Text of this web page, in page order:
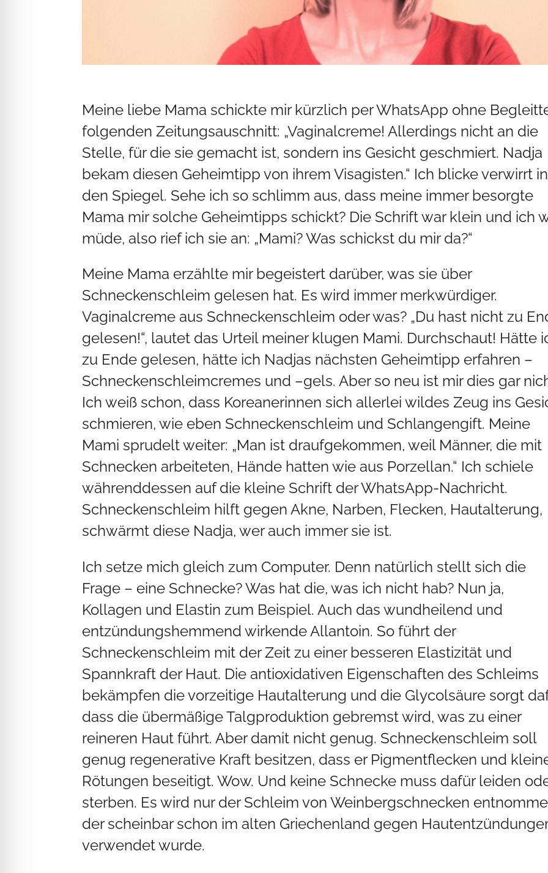
Meine liebe Mama schickte mir kürzlich per WhatsApp ohne
folgenden Zeitungsauschnitt: „Vaginalcreme! Allerdings nicht an die
Stelle, für die sie gemacht ist, sondern ins Gesicht geschmiert. Nadja
bekam diesen Geheimtipp von ihrem Visagisten.“ Ich blicke verwirrt in
den Spiegel. Sehe ich so schlimm aus, dass meine immer besorgte
Mama mir solche Geheimtipps schickt? Die Schrift war klein und ich
müde, also rief ich sie an: „Mami? Was schickst du mir da?“
Meine Mama erzählte mir begeistert darüber, was sie über
Schneckenschleim gelesen hat. Es wird immer merkwürdiger.
Vaginalcreme aus Schneckenschleim oder was? „Du hast nicht zu
gelesen!“, lautet das Urteil meiner klugen Mami. Durchschaut! Hätte
zu Ende gelesen, hätte ich Nadjas nächsten Geheimtipp erfahren –
Schneckenschleimcremes und –gels. Aber so neu ist mir dies gar
Ich weiß schon, dass Koreanerinnen sich allerlei wildes Zeug ins
schmieren, wie eben Schneckenschleim und Schlangengift. Meine
Mami sprudelt weiter: „Man ist draufgekommen, weil Männer, die mit
Schnecken arbeiteten, Hände hatten wie aus Porzellan.“ Ich schiele
währenddessen auf die kleine Schrift der WhatsApp-Nachricht.
Schneckenschleim hilft gegen Akne, Narben, Flecken, Hautalterung,
schwärmt diese Nadja, wer auch immer sie ist.
Ich setze mich gleich zum Computer. Denn natürlich stellt sich die
Frage – eine Schnecke? Was hat die, was ich nicht hab? Nun ja,
Kollagen und Elastin zum Beispiel. Auch das wundheilend und
entzündungshemmend wirkende Allantoin. So führt der
Schneckenschleim mit der Zeit zu einer besseren Elastizität und
Spannkraft der Haut. Die antioxidativen Eigenschaften des Schleims
bekämpfen die vorzeitige Hautalterung und die Glycolsäure sorgt
dass die übermäßige Talgproduktion gebremst wird, was zu einer
reineren Haut führt. Aber damit nicht genug. Schneckenschleim soll
genug regenerative Kraft besitzen, dass er Pigmentflecken und
Rötungen beseitigt. Wow. Und keine Schnecke muss dafür leiden
sterben. Es wird nur der Schleim von Weinbergschnecken
der scheinbar schon im alten Griechenland gegen
verwendet wurde.